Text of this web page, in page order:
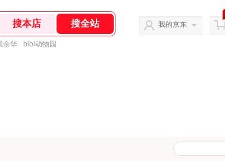
余华 bibi动物园
我的京东